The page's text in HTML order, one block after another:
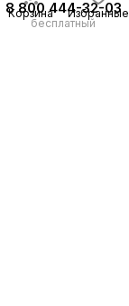
Корзина Избранные
8 800 444-32-03
бесплатный